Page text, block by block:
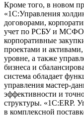
Кроме того, в новом
«1С:Управления
договорами,
учет по РСБУ и МСФО,
корпоративные
проектами и
уровне, а также
бизнеса и
система обладает
управления мастер-
эффективности и
структуры. «1С:ERP.
в комплексной